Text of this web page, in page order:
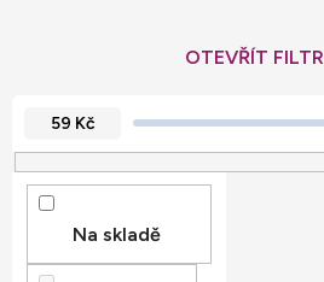
OTEVŘÍT FILTR
59 Kč
Na skladě